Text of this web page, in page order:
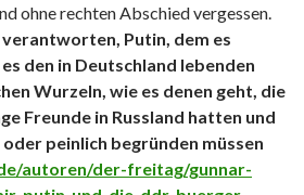
ohne rechten Abschied vergessen.
Putin, dem es
den in Deutschland lebenden
Wurzeln, wie es denen geht, die
Freunde in Russland hatten und
peinlich begründen müssen
autoren/der-freitag/gunnar-